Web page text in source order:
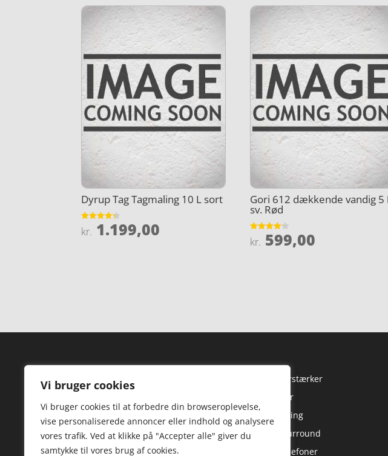
Vi bruger cookies
Vi bruger cookies til at forbedre din browseroplevelse,
vise personaliserede annoncer eller indhold og analysere
vores trafik. Ved at klikke på "Accepter alle" giver du
samtykke til vores brug af cookies.
Dyrup Tag Tagmaling 10 L sort
Vurderet
4.3
kr. 1.199,00
Gori 612 dækkende vandig 5
sv. Rød
Vurderet
4.1
kr. 599,00
Forside
Kontakt
HiFi Forstærker
Højtaler
Streaming
TV & Surround
Høretelefoner